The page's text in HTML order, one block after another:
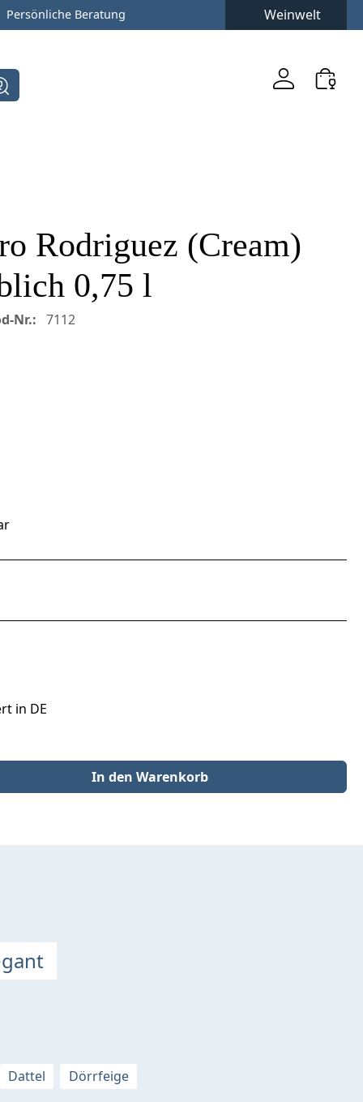
Persönliche Beratung Weinwelt
Rodriguez (Cream)
0,75 l
Nr.: 7112
in DE
benutze die Schaltflächen um die Anzahl zu erhöhen oder zu
In den Warenkorb
Dattel Dörrfeige